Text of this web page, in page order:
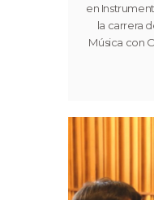
en
la carrera
Música con